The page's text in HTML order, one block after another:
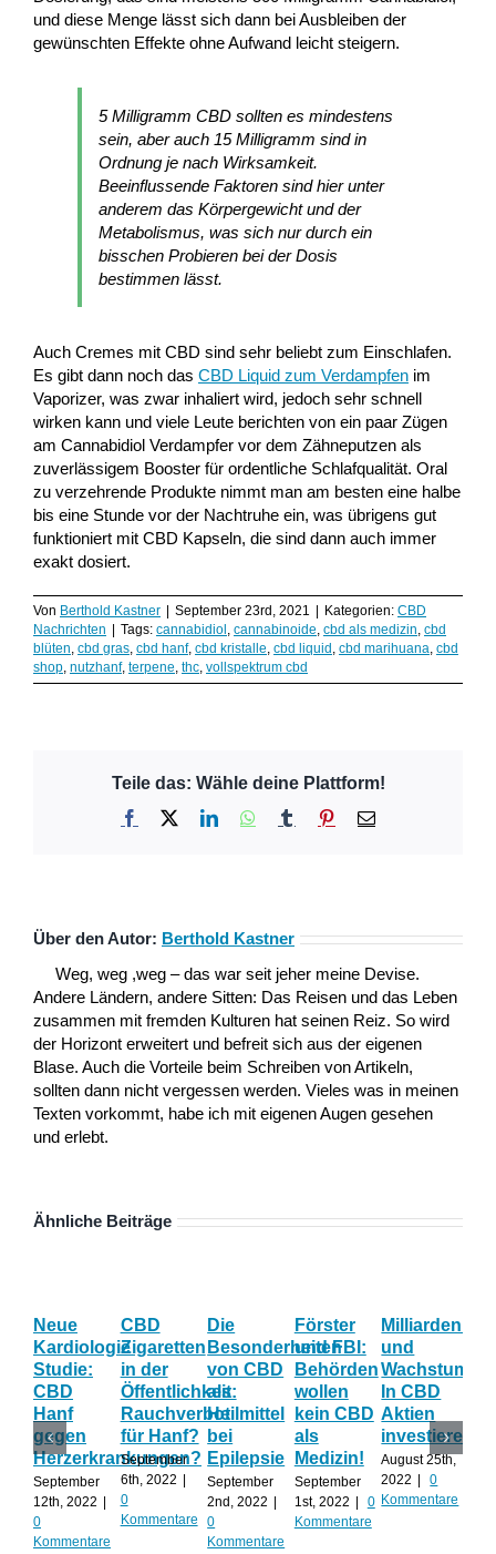
und diese Menge lässt sich dann bei Ausbleiben der
gewünschten Effekte ohne Aufwand leicht steigern.
5 Milligramm CBD sollten es mindestens
sein, aber auch 15 Milligramm sind in
Ordnung je nach Wirksamkeit.
Beeinflussende Faktoren sind hier unter
anderem das Körpergewicht und der
Metabolismus, was sich nur durch ein
bisschen Probieren bei der Dosis
bestimmen lässt.
Auch Cremes mit CBD sind sehr beliebt zum Einschlafen.
Es gibt dann noch das CBD Liquid zum Verdampfen im
Vaporizer, was zwar inhaliert wird, jedoch sehr schnell
wirken kann und viele Leute berichten von ein paar Zügen
am Cannabidiol Verdampfer vor dem Zähneputzen als
zuverlässigem Booster für ordentliche Schlafqualität. Oral
zu verzehrende Produkte nimmt man am besten eine halbe
bis eine Stunde vor der Nachtruhe ein, was übrigens gut
funktioniert mit CBD Kapseln, die sind dann auch immer
exakt dosiert.
Von Berthold Kastner | September 23rd, 2021 | Kategorien: CBD
Nachrichten | Tags: cannabidiol, cannabinoide, cbd als medizin, cbd
blüten, cbd gras, cbd hanf, cbd kristalle, cbd liquid, cbd marihuana, cbd
shop, nutzhanf, terpene, thc, vollspektrum cbd
Teile das: Wähle deine Plattform!
Facebook LinkedInWhatsApp
Tumblr Pinterest
E-
Über den Autor: Berthold Kastner
Weg, weg ,weg – das war seit jeher meine Devise.
Andere Ländern, andere Sitten: Das Reisen und das Leben
zusammen mit fremden Kulturen hat seinen Reiz. So wird
der Horizont erweitert und befreit sich aus der eigenen
Blase. Auch die Vorteile beim Schreiben von Artikeln,
sollten dann nicht vergessen werden. Vieles was in meinen
Texten vorkommt, habe ich mit eigenen Augen gesehen
und erlebt.
Ähnliche Beiträge
Neue
Kardiologie
Studie:
CBD
Hanf
gegen
Herzerkrankungen?
September
12th, 2022
0
Kommentare
CBD
Zigaretten
in der
Öffentlichkeit:
Rauchverbot
für Hanf?
September
6th, 2022
0
Kommentare
Die
Besonderheiten
von CBD
als
Heilmittel
bei
Epilepsie
September
2nd, 2022
0
Kommentare
Förster
und FBI:
Behörden
wollen
kein CBD
als
Medizin!
September
1st, 2022
0
Kommentare
und
Wachstum:
In CBD
Aktien
investieren?
August 25th,
2022
0
Kommentare